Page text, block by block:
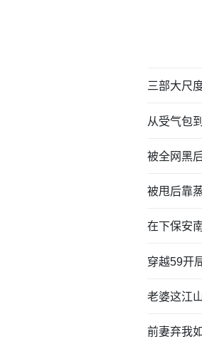
三部大尺
从受气包
被全网黑
被甩后靠
在下保安
穿越59开
老婆这江
前妻弃我